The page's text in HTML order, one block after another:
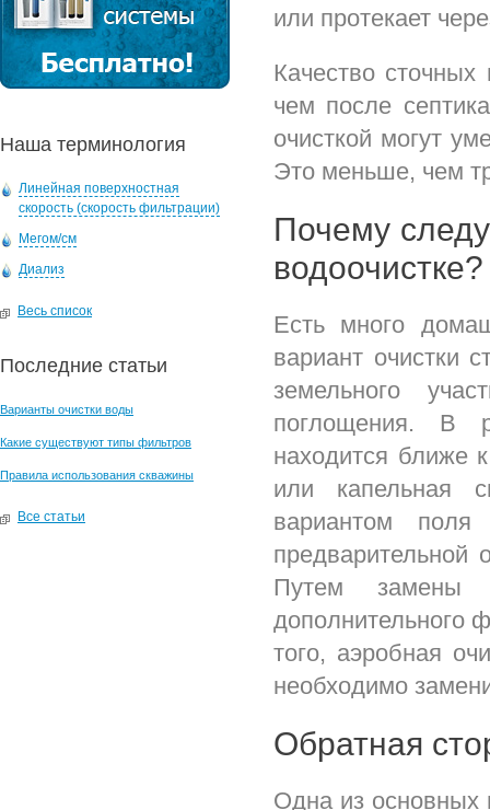
Наша терминология
Линейная поверхностная
скорость (скорость фильтрации)
Мегом/см
Диализ
Весь список
Последние статьи
Варианты очистки воды
Какие существуют типы фильтров
Правила использования скважины
Все статьи
или протекает
Качество
чем после
очисткой могут
Это меньше, чем
Почему
водоочистке?
Есть много
вариант очистки
земельного
поглощения. В
находится ближе
или капельная
вариантом
предварительной
Путем замены
дополнительного
того, аэробная
необходимо
Обратная
Одна из основных